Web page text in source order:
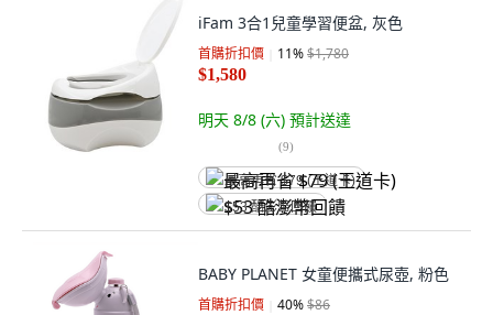
iFam 3合1兒童學習便盆, 灰色
首購折扣價 11%$1,780
$1,580
明天 8/8 (六) 預計送達
(9)
最高再省 $79 (王道卡)
$53 酷澎幣回饋
BABY PLANET 女童便攜式尿壺, 粉色
首購折扣價 40%$86